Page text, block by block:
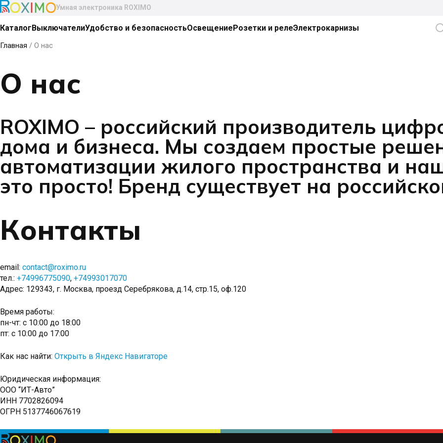
Умная электроника ROXIMO
КаталогВыключателиУдобство и безопасностьОсвещениеРозетки и релеЭлектрокарнизы
Главная / О нас
О нас
ROXIMO – российский производитель
дома и бизнеса. Мы создаем простые
автоматизации жилого пространства и
это просто! Бренд существует на
Контакты
email: contact@roximo.ru
тел.: +74996775090, +74993017070
Адрес: 129343, г. Москва, проезд Серебрякова, д.14, стр.15, оф.120
Время работы:
пн-чт: с 10:00 до 18:00
пт: с 10:00 до 17:00
Как нас найти: Открыть в Яндекс Навигаторе
Юридическая информация:
ООО “ИТ-Авто”
ИНН 7702826094
ОГРН 5137746067619